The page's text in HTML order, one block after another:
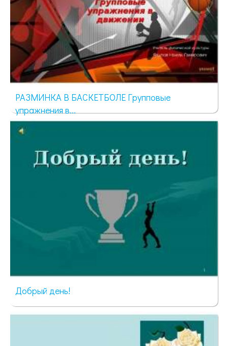
РАЗМИНКА В БАСКЕТБОЛЕ Групповые
упражнения в...
629 просмотров
Добрый день!